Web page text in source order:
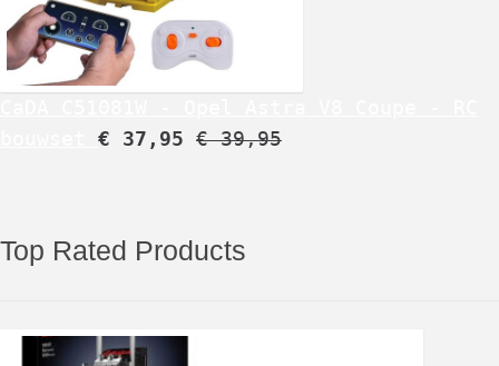
€ 37,95 €39,95
Top Rated Products